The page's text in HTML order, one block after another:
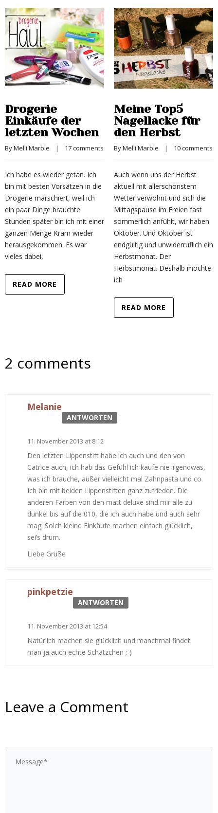
Drogerie
Einkäufe der
letzten Wochen
By Melli Marble
    |
17 comments
Ich habe es wieder getan. Ich
bin mit besten Vorsätzen in die
Drogerie marschiert, weil ich
ein paar Dinge brauchte.
Stunden später bin ich mit einer
ganzen Menge Kram wieder
herausgekommen. Es war
vieles dabei,
READ MORE
Meine Top5
Nagellacke für
den Herbst
By Melli Marble
    |
10 comments
Auch wenn uns der Herbst
aktuell mit allerschönstem
Wetter verwöhnt und sich die
Mittagspause im Freien fast
sommerlich anfühlt, wir haben
Oktober. Und Oktober ist
endgültig und unwiderruflich ein
Herbstmonat. Der
Herbstmonat. Deshalb möchte
ich
READ MORE
2 comments
Melanie
ANTWORTEN
11. November 2013 at 8:12
Den letzten Lippenstift habe ich auch und den von
Catrice auch, ich hab das Gefühl ich kaufe nie irgendwas,
was ich brauche, außer vielleicht mal Zahnpasta und co.
Ich bin mit beiden Lippenstiften ganz zufrieden. Die
anderen Farben von den matt deluxe sind mir alle zu
dunkel bis auf die 010, die ich auch habe und auch sehr
mag. Solch kleine Einkäufe machen einfach glücklich,
sei’s drum.
Liebe Grüße
pinkpetzie
ANTWORTEN
11. November 2013 at 12:54
Natürlich machen sie glücklich und manchmal findet
man ja auch echte Schätzchen ;-)
Leave a Comment